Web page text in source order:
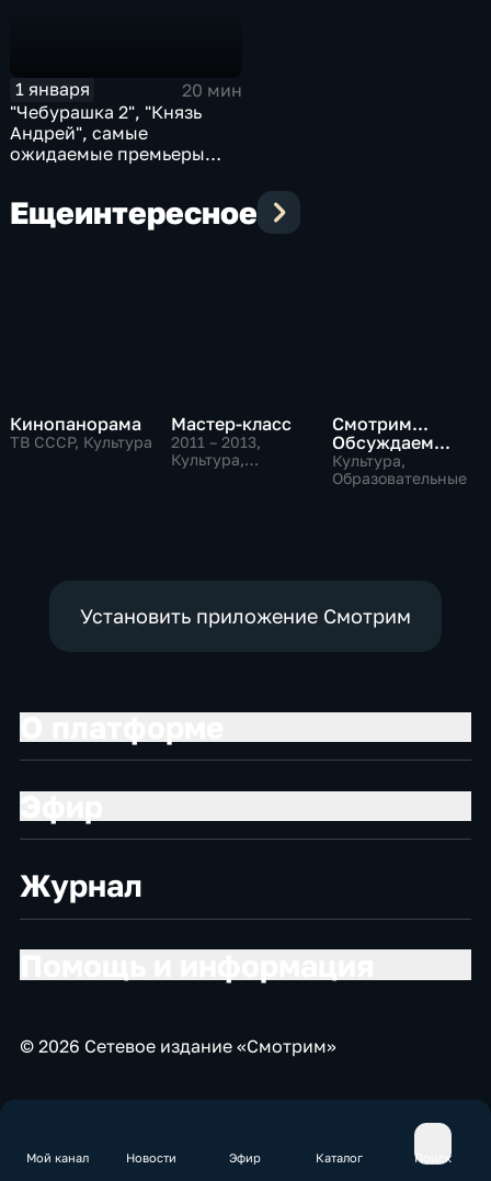
Мой канал Новости Эфир Каталог Поиск
1 января
20 мин
"Чебурашка 2", "Князь
Андрей", самые
ожидаемые премьеры
Ещеинтересное
Кинопанорама
ТВ СССР, Культура
Мастер-класс
2011 – 2013,
Культура,
Смотрим...
Обсуждаем...
Культура,
Образовательные
Установить приложение Смотрим
Журнал
© 2026 Сетевое издание «Смотрим»